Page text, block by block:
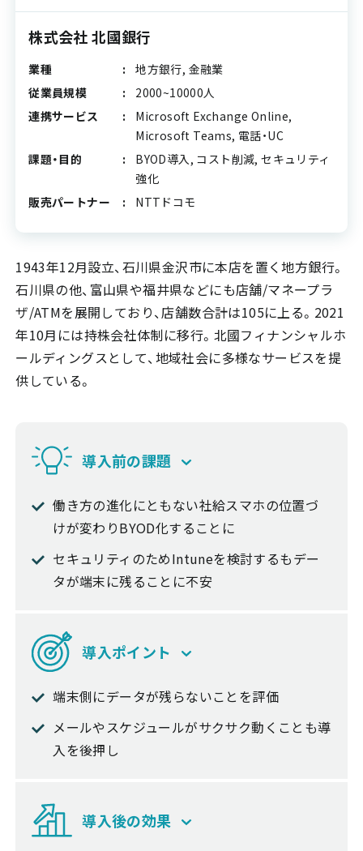
株式会社 北國銀行
業種
地方銀行, 金融業
従業員規模
2000~10000人
連携サービス
Microsoft Exchange Online,
Microsoft Teams, 電話・UC
課題・目的
BYOD導入, コスト削減, セキュリティ
強化
販売パートナー
NTTドコモ
1943年12月設立、石川県金沢市に本店を置く地方銀行。
石川県の他、富山県や福井県などにも店舗/マネープラ
ザ/ATMを展開しており、店舗数合計は105に上る。2021
年10月には持株会社体制に移行。北國フィナンシャルホ
ールディングスとして、地域社会に多様なサービスを提
供している。
導入前の課題
働き方の進化にともない社給スマホの位置づ
けが変わりBYOD化することに
セキュリティのためIntuneを検討するもデー
タが端末に残ることに不安
導入ポイント
端末側にデータが残らないことを評価
メールやスケジュールがサクサク動くことも導
入を後押し
導入後の効果